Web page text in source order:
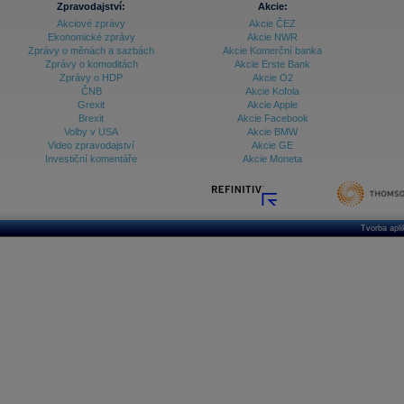
Archiv - Vývoj české koruny
Archiv analýz - Makroukazatele
Ceny průmyslových výrobců - Data a prognózy
Ceny průmyslových výrobců - Graf (ČR)
Ceny průmyslových výrobců - Kalendář (ČR)
Ceny průmyslových výrobců - Zpravodajství
Databanka - Ceny
Zpravodajství:
Akciové zprávy
Ekonomické zprávy
Zprávy o měnách a sazbách
Zprávy o komoditách
Zprávy o HDP
ČNB
Grexit
Brexit
Volby v USA
Video zpravodajství
Investiční komentáře
Akcie:
Akcie ČEZ
Akcie NWR
Akcie Komerční banka
Akcie Erste Bank
Akcie O2
Akcie Kofola
Akcie Apple
Akcie Facebook
Akcie BMW
Akcie GE
Akcie Moneta
Tvorba